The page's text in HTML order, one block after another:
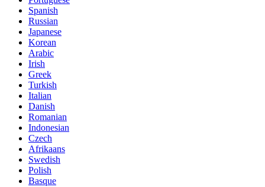
Spanish
Russian
Japanese
Korean
Arabic
Irish
Greek
Turkish
Italian
Danish
Romanian
Indonesian
Czech
Afrikaans
Swedish
Polish
Basque